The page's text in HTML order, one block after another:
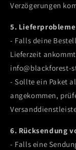
Verzögerungen
5. Lieferprobleme
- Falls deine
Lieferzeit
info@blackforest-
- Sollte ein Paket
angekommen,
6. Rücksendung
- Falls eine